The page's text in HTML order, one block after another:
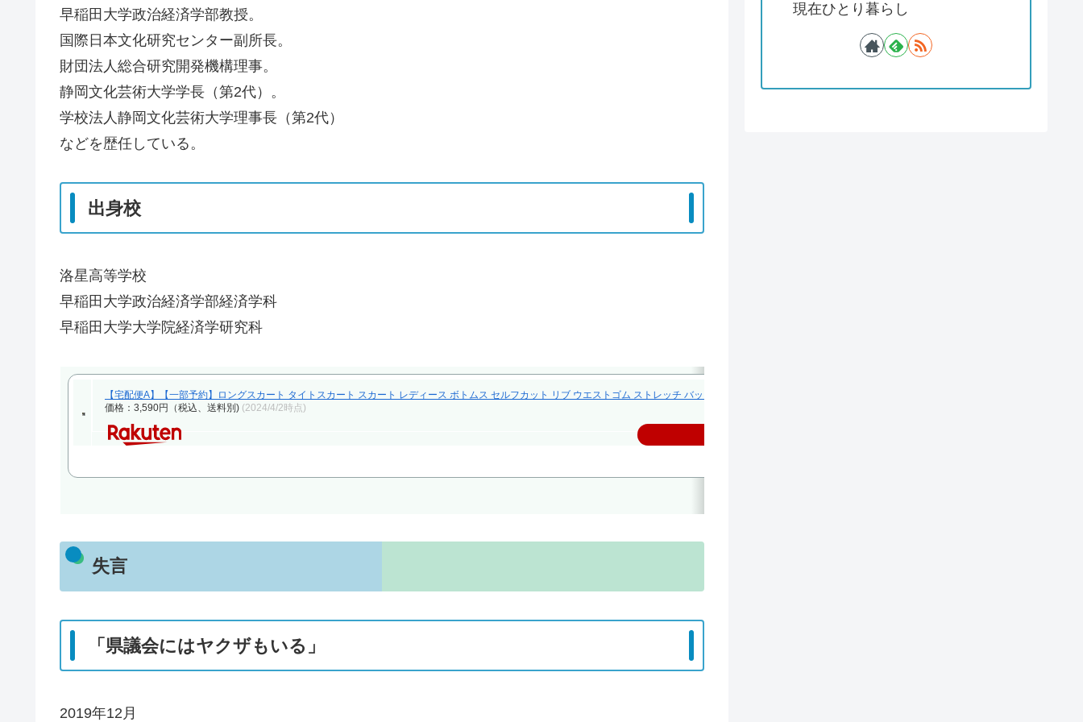
早稲田大学政治経済学部教授。
国際日本文化研究センター副所長。
財団法人総合研究開発機構理事。
静岡文化芸術大学学長（第2代）。
学校法人静岡文化芸術大学理事長（第2代）
などを歴任している。
出身校
洛星高等学校
早稲田大学政治経済学部経済学科
早稲田大学大学院経済学研究科
【宅配便A】【一部予約】ロングスカート タイトスカート スカート レディース ボトムス セルフカット リブ ウエストゴム ストレッチ バックスリット ロング丈 マキシ丈 カジュアル 春 夏 秋 冬 【メール便NG】
価格：3,590円（税込、送料別) (2024/4/2時点)
失言
「県議会にはヤクザもいる」
2019年12月
現在ひとり暮らし